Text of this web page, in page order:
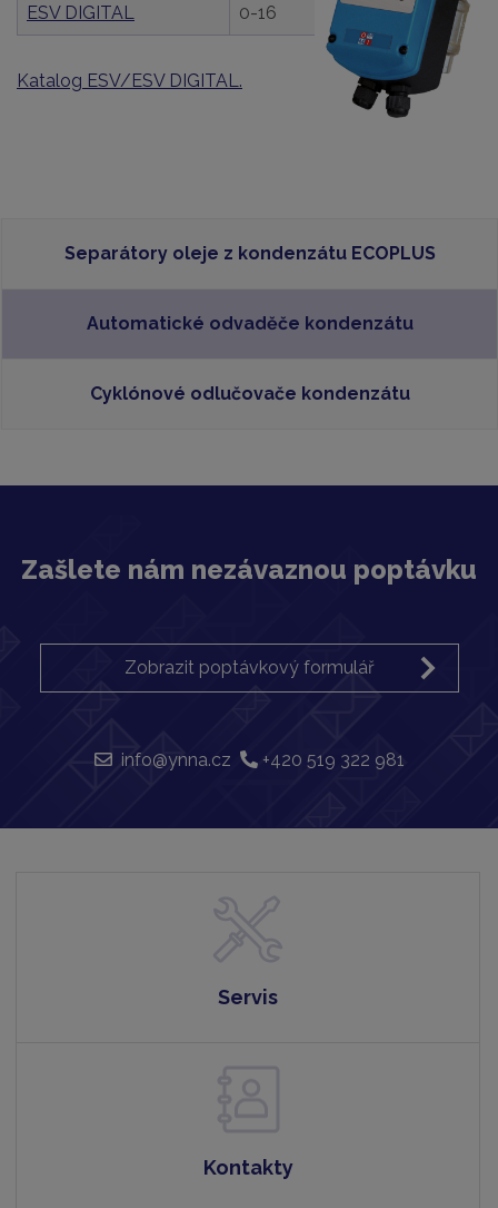
ESV DIGITAL 0-16 G 1", G 2"
Katalog ESV/ESV DIGITAL.
Separátory oleje z kondenzátu ECOPLUS
Automatické odvaděče kondenzátu
Cyklónové odlučovače kondenzátu
Zašlete nám nezávaznou poptávku
Zobrazit poptávkový formulář
info@ynna.cz +420 519 322 981
Servis
Kontakty